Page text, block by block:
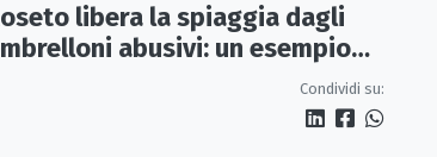
libera la spiaggia dagli
abusivi: un esempio
Condividi su: